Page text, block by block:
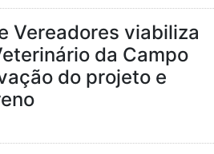
Vereadores viabiliza
da Campo
do projeto e